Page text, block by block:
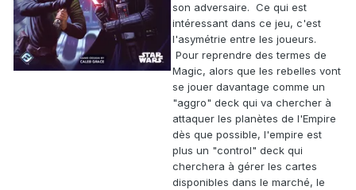
son adversaire. Ce qui est
intéressant dans ce jeu, c'est
l'asymétrie entre les joueurs.
Pour reprendre des termes de
Magic, alors que les rebelles vont
se jouer davantage comme un
"aggro" deck qui va chercher à
attaquer les planètes de l'Empire
dès que possible, l'empire est
plus un "control" deck qui
cherchera à gérer les cartes
disponibles dans le marché, le